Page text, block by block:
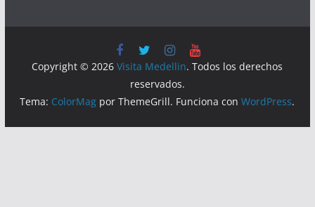
Copyright © 2026Visita Medellin. Todos los derechos
reservados.
Tema: ColorMag por ThemeGrill. Funciona conWordPress.